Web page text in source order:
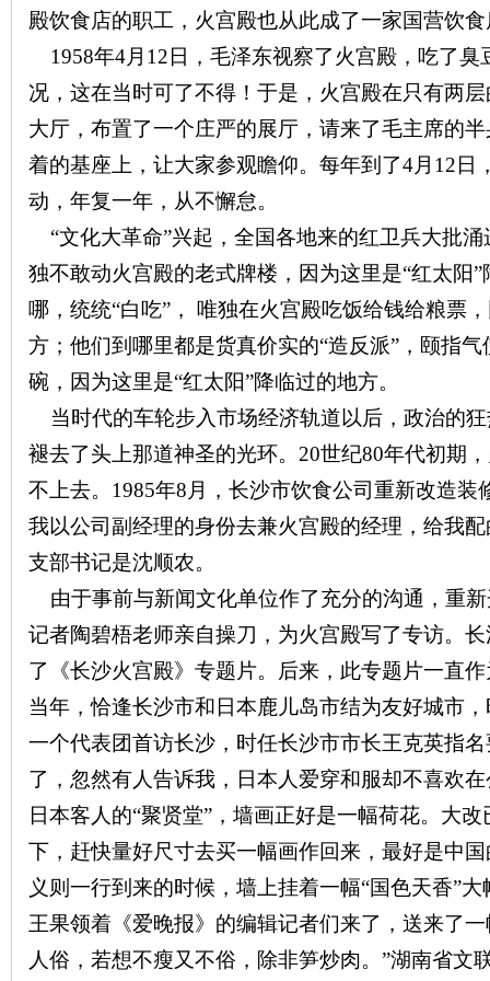
殿饮食店的职工，火宫殿也从此成了一家国营饮
1958年4月 12 日，毛泽东视察了火宫殿，吃了
况，这在当时可了不得！于是，火宫殿在只有两
大厅，布置了一个庄严的展厅，请来了毛主席的
着的基座上，让大家参观瞻仰。每年到了4月 12 日
动，年复一年，从不懈怠。
“文化大革命”兴起，全国各地来的红卫兵大批涌
独不敢动火宫殿的老式牌楼，因为这里是“红太阳
哪，统统“白吃”， 唯独在火宫殿吃饭给钱给粮票
方；他们到哪里都是货真价实的“造反派”，颐指
碗，因为这里是“红太阳”降临过的地方。
当时代的车轮步入市场经济轨道以后，政治的
褪去了头上那道神圣的光环。 20世纪80年代初期
不上去。 1985年8 月，长沙市饮食公司重新改造
我以公司副经理的身份去兼火宫殿的经理，给我
支部书记是沈顺农。
由于事前与新闻文化单位作了充分的沟通，重
记者陶碧梧老师亲自操刀，为火宫殿写了专访。
了《长沙火宫殿》专题片。后来，此专题片一直
当年，恰逢长沙市和日本鹿儿岛市结为友好城市
一个代表团首访长沙，时任长沙市市长王克英指
了，忽然有人告诉我，日本人爱穿和服却不喜欢
日本客人的“聚贤堂”，墙画正好是一幅荷花。大
下，赶快量好尺寸去买一幅画作回来，最好是中
义则一行到来的时候，墙上挂着一幅“国色天香”
王果领着《爱晚报》的编辑记者们来了，送来了
人俗，若想不瘦又不俗，除非笋炒肉。”湖南省文